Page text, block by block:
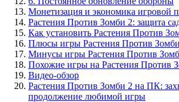
Монетизация и экономика игровой
Растения Против Зомби 2: защита
Как установить Растения Против
Плюсы игры Растения Против
Минусы игры Растения Против
Похожие игры на Растения Против
Видео-обзор
Растения Против Зомби 2 на ПК:
продолжение любимой игры